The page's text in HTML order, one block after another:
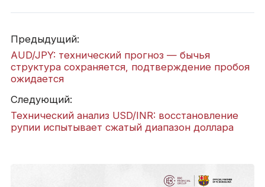
Предыдущий:
AUD/JPY: технический прогноз — бычья
структура сохраняется, подтверждение пробоя
ожидается
Следующий:
Технический анализ USD/INR: восстановление
рупии испытывает сжатый диапазон доллара